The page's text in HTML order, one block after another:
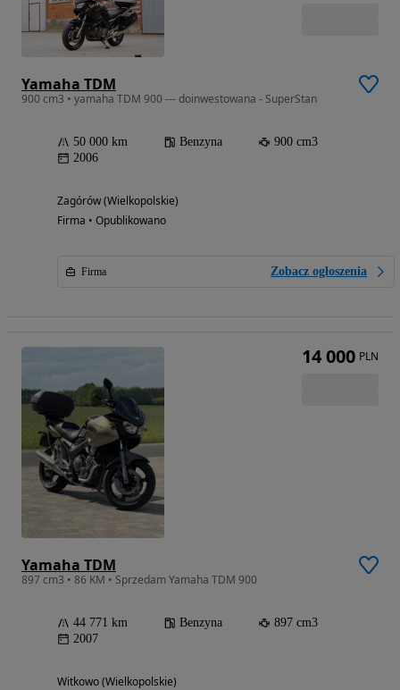
Yamaha TDM
900 cm3 • yamaha TDM 900 --- doinwestowana - SuperStan
50 000 km Benzyna
900 cm3
2006
Zagórów (Wielkopolskie)
Firma • Opublikowano
Firma Zobacz ogłoszenia
Yamaha TDM
897 cm3 • 86 KM • Sprzedam Yamaha TDM 900
44 771 km Benzyna
897 cm3
2007
Witkowo (Wielkopolskie)
14 000 PLN